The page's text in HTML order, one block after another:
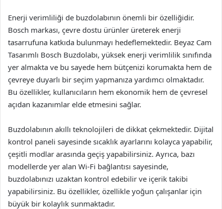
Enerji verimliliği de buzdolabının önemli bir özelliğidir.
Bosch markası, çevre dostu ürünler üreterek enerji
tasarrufuna katkıda bulunmayı hedeflemektedir. Beyaz Cam
Tasarımlı Bosch Buzdolabı, yüksek enerji verimlilik sınıfında
yer almakta ve bu sayede hem bütçenizi korumakta hem de
çevreye duyarlı bir seçim yapmanıza yardımcı olmaktadır.
Bu özellikler, kullanıcıların hem ekonomik hem de çevresel
açıdan kazanımlar elde etmesini sağlar.
Buzdolabının akıllı teknolojileri de dikkat çekmektedir. Dijital
kontrol paneli sayesinde sıcaklık ayarlarını kolayca yapabilir,
çeşitli modlar arasında geçiş yapabilirsiniz. Ayrıca, bazı
modellerde yer alan Wi-Fi bağlantısı sayesinde,
buzdolabınızı uzaktan kontrol edebilir ve içerik takibi
yapabilirsiniz. Bu özellikler, özellikle yoğun çalışanlar için
büyük bir kolaylık sunmaktadır.